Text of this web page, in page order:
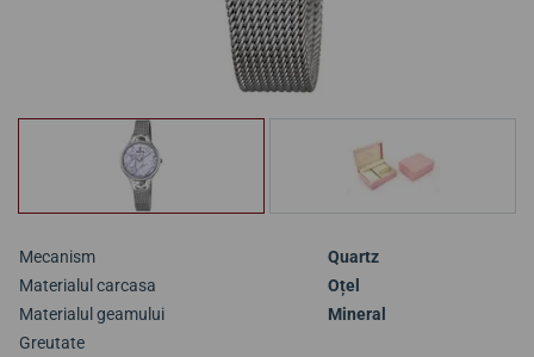
Mecanism
Quartz
Materialul carcasa
Oțel
Materialul geamului
Mineral
Greutate